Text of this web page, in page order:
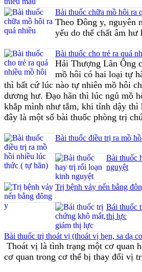
Bài thuốc chữa mồ hôi ra
Theo Đông y, nguyên
yếu do thể chất âm hư
Bài thuốc cho trẻ ra quá
Hải Thượng Lãn Ông
mồ hôi có hai loại tự
thì bất cứ lúc nào tự nhiên mồ hôi
dương hư. Đạo hãn thì lúc ngủ mồ
khắp mình như tắm, khi tỉnh dậy thì
đây là một số bài thuốc phòng trị
Bài thuốc điều trị ra mồ
Bài thuốc
nguyệt
Trị bệnh vảy nến bằng
Bái thuốc
thị lực
Bài thuốc trị thoát vị (thoát vị bẹn, sa dạ
Thoát vị là tình trạng một cơ quan
cơ quan trong cơ thể bị thay đổi vị